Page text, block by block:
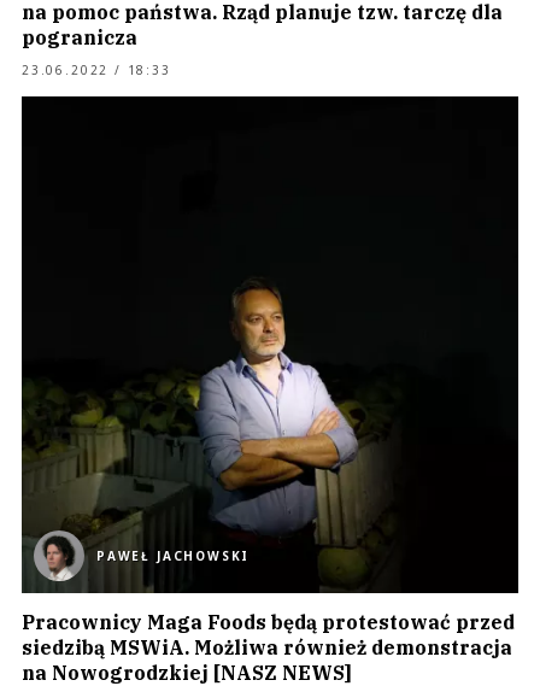
na pomoc państwa. Rząd planuje tzw. tarczę dla
pogranicza
23.06.2022 / 18:33
PAWEŁ JACHOWSKI
Pracownicy Maga Foods będą protestować przed
siedzibą MSWiA. Możliwa również demonstracja
na Nowogrodzkiej [NASZ NEWS]